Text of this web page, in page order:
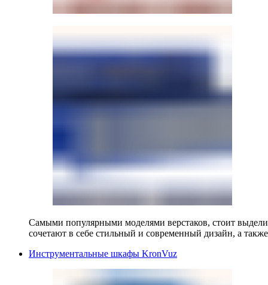
Самыми популярными моделями верстаков, стоит
сочетают в себе стильный и современный дизайн, а
Инструментальные шкафы KronVuz